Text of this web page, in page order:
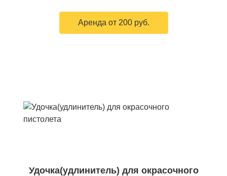
Аренда от 200 руб.
Удочка(удлинитель) для окрасочного